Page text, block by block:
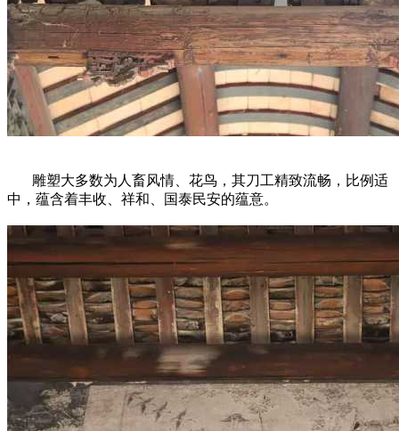
雕塑大多数为人畜风情、花鸟，其刀工精致流畅，比例适
中，蕴含着丰收、祥和、国泰民安的蕴意。